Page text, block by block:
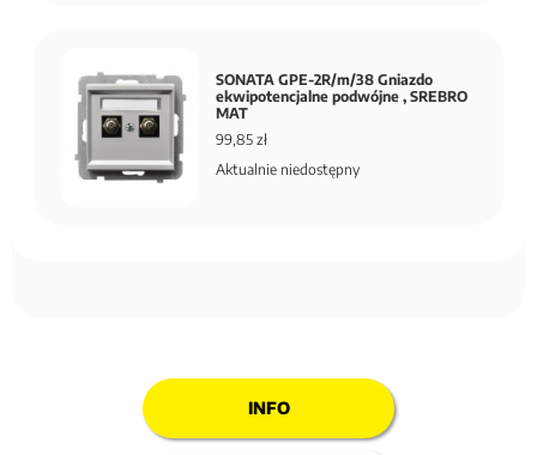
SONATA GPE-2R/m/38 Gniazdo
ekwipotencjalne podwójne , SREBRO
MAT
99,85 zł
Aktualnie niedostępny
INFO